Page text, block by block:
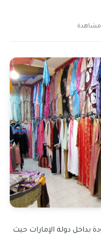
بداخل دولة الإمارات حيث